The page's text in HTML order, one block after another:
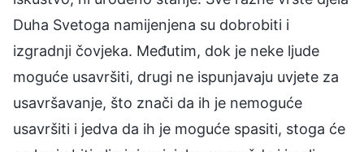
Duha Svetoga namijenjena su dobrobiti i
izgradnji čovjeka. Međutim, dok je neke ljude
moguće usavršiti, drugi ne ispunjavaju uvjete za
usavršavanje, što znači da ih je nemoguće
usavršiti i jedva da ih je moguće spasiti, stoga će